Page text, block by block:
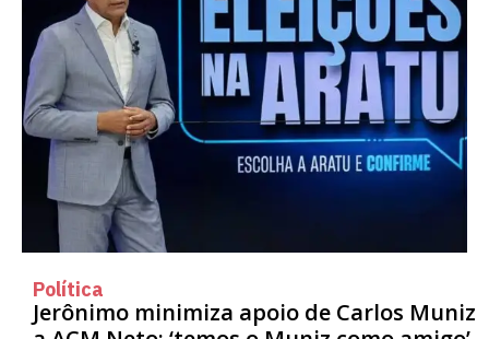
Política
Jerônimo minimiza apoio de Carlos Muniz